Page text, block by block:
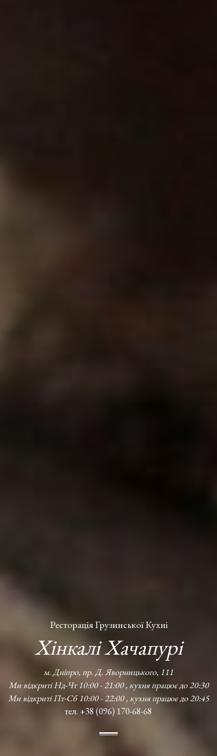
Ресторація Грузинської Кухні
Хінкалі Хачапурі
м. Дніпро, пр. Д. Яворницького, 111
Ми відкриті Нд-Чт 10:00 - 21:00 , кухня працює до 20:30
Ми відкриті Пт-Сб 10:00 - 22:00 , кухня працює до 20:45
тел. +38 (096) 170-68-68